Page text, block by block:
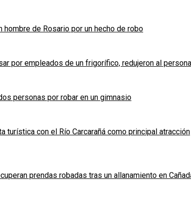
hombre de Rosario por un hecho de robo
por empleados de un frigorífico, redujeron al
personas por robar en un gimnasio
turística con el Río Carcarañá como principal atracción
prendas robadas tras un allanamiento en